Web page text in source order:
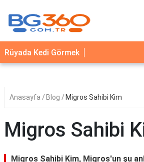
YEMEK
TARİFLERİ
SAĞLIK
Rüyada Kedi Görmek
Anasayfa Blog Migros Sahibi Kim
Migros Sahibi
Migros Sahibi Kim, Migros'un şu